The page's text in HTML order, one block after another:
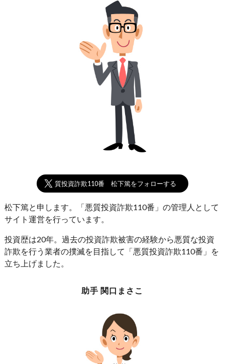
悪質投資詐欺110番 松下篤をフォローする
松下篤と申します。「悪質投資詐欺110番」の管理人として
サイト運営を行っています。
投資歴は20年。過去の投資詐欺被害の経験から悪質な投資
詐欺を行う業者の撲滅を目指して「悪質投資詐欺110番」を
立ち上げました。
助手 関口まさこ